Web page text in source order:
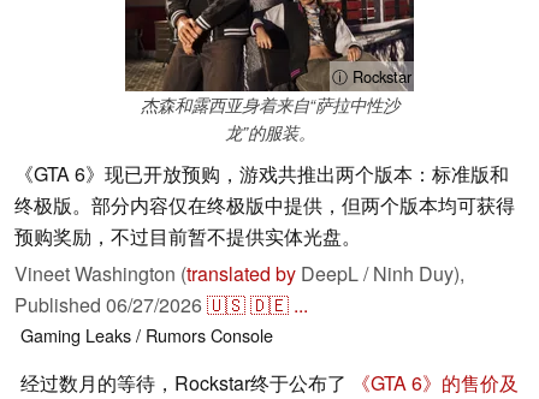
ⓘ Rockstar
杰森和露西亚身着来自“萨拉中性沙
龙”的服装。
《GTA 6》现已开放预购，游戏共推出两个版本：标准版和
终极版。部分内容仅在终极版中提供，但两个版本均可获得
预购奖励，不过目前暂不提供实体光盘。
Vineet Washington (translated by DeepL / Ninh Duy),
Published 06/27/2026🇺🇸🇩🇪 ...
Gaming Leaks / RumorsConsole
经过数月的等待，Rockstar终于公布了
《GTA 6》的售价及